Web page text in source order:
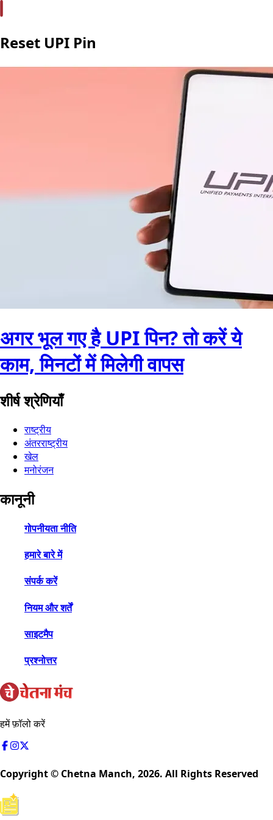
Reset UPI Pin
अगर भूल गए है UPI पिन? तो करें ये
काम, मिनटों में मिलेगी वापस
शीर्ष श्रेणियाँ
राष्ट्रीय
अंतरराष्ट्रीय
खेल
मनोरंजन
कानूनी
गोपनीयता नीति
हमारे बारे में
संपर्क करें
नियम और शर्तें
साइटमैप
प्रश्नोत्तर
हमें फ़ॉलो करें
Copyright © Chetna Manch, 2026. All Rights Reserved